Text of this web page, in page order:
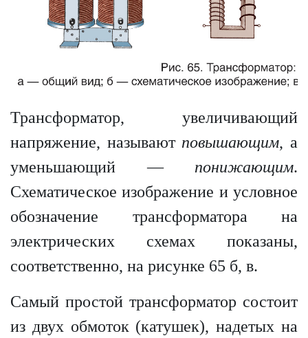
Трансформатор, увеличивающий
напряжение, называют повышающим, а
уменьшающий — понижающим.
Схематическое изображение и условное
обозначение трансформатора на
электрических схемах показаны,
соответственно, на рисунке 65 б, в.
Самый простой трансформатор состоит
из двух обмоток (катушек), надетых на